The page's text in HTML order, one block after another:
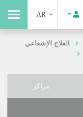
AR
العلاج الإشعاعي
مراكز